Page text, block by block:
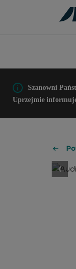
Szanowni
Uprzejmie